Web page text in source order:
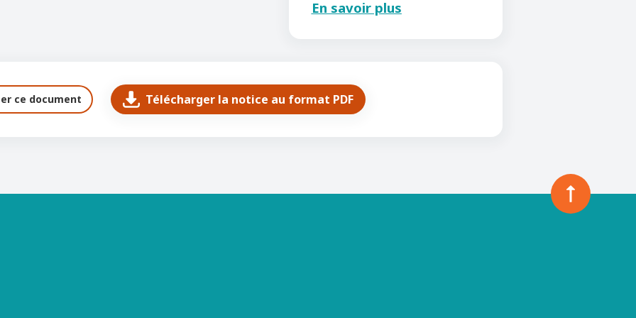
En savoir plus
ce document Télécharger la notice au format PDF